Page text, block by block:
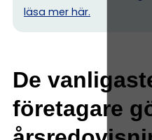
läsa mer här.
De
företagare